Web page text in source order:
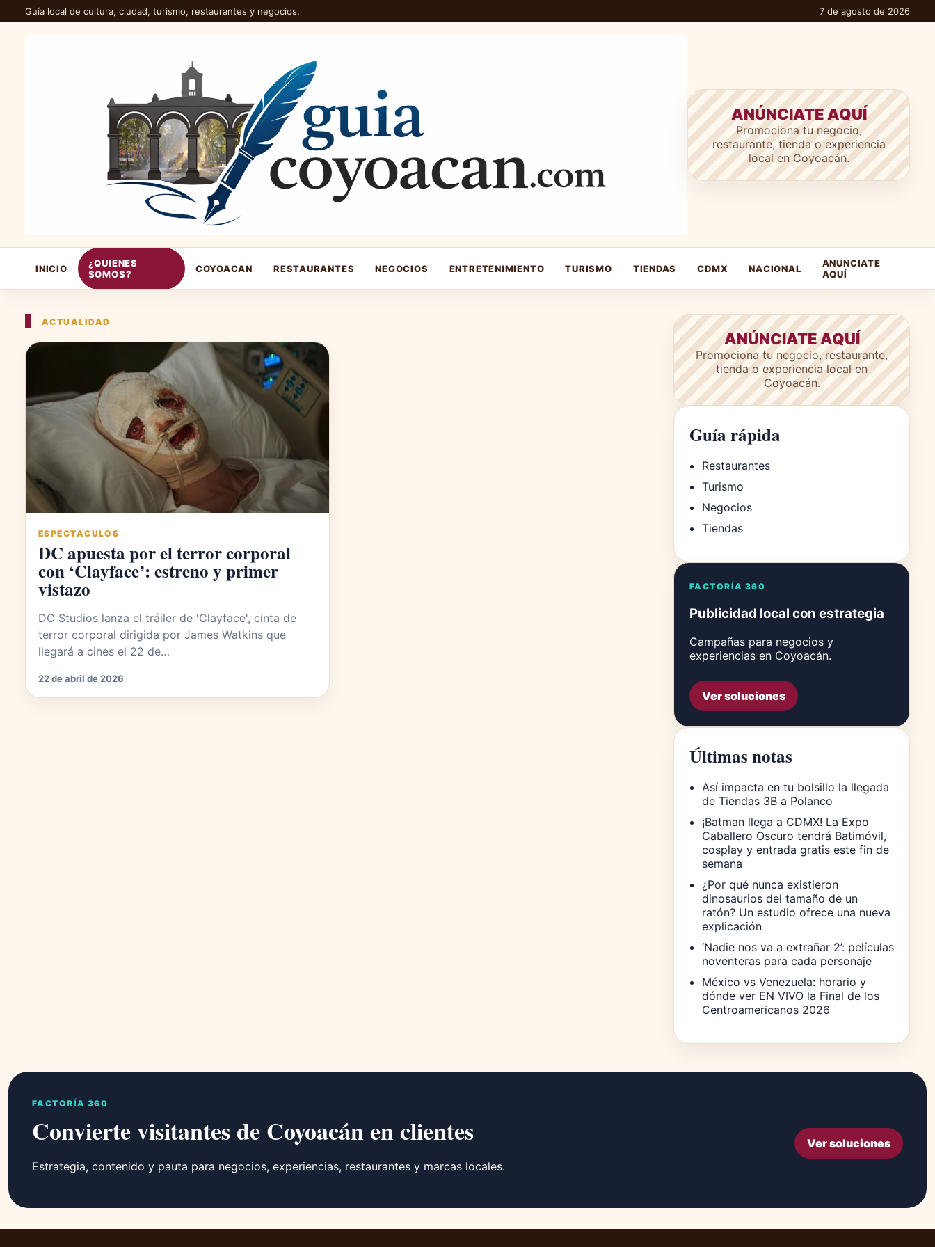
Guía local de cultura, ciudad, turismo, restaurantes y negocios. 7 de agosto de 2026
ANÚNCIATE AQUÍ
Promociona tu negocio,
restaurante, tienda o experiencia
local en Coyoacán.
INICIO
¿QUIENES
SOMOS?
COYOACAN RESTAURANTES NEGOCIOS ENTRETENIMIENTO TURISMO TIENDAS CDMX NACIONAL
ANUNCIATE
AQUÍ
ACTUALIDAD
ESPECTACULOS
DC apuesta por el terror corporal
con ‘Clayface’: estreno y primer
vistazo
DC Studios lanza el tráiler de 'Clayface', cinta de
terror corporal dirigida por James Watkins que
llegará a cines el 22 de…
22 de abril de 2026
ANÚNCIATE AQUÍ
Promociona tu negocio, restaurante,
tienda o experiencia local en
Coyoacán.
Guía rápida
Restaurantes
Turismo
Negocios
Tiendas
FACTORÍA 360
Publicidad local con estrategia
Campañas para negocios y
experiencias en Coyoacán.
Ver soluciones
Últimas notas
Así impacta en tu bolsillo la llegada
de Tiendas 3B a Polanco
¡Batman llega a CDMX! La Expo
Caballero Oscuro tendrá Batimóvil,
cosplay y entrada gratis este fin de
semana
¿Por qué nunca existieron
dinosaurios del tamaño de un
ratón? Un estudio ofrece una nueva
explicación
‘Nadie nos va a extrañar 2’: películas
noventeras para cada personaje
México vs Venezuela: horario y
dónde ver EN VIVO la Final de los
Centroamericanos 2026
FACTORÍA 360
Convierte visitantes de Coyoacán en clientes
Estrategia, contenido y pauta para negocios, experiencias, restaurantes y marcas locales.
Ver soluciones